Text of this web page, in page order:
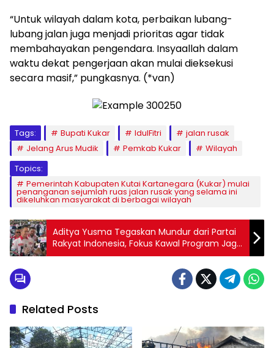
“Untuk wilayah dalam kota, perbaikan lubang-
lubang jalan juga menjadi prioritas agar tidak
membahayakan pengendara. Insyaallah dalam
waktu dekat pengerjaan akan mulai dieksekusi
secara masif,” pungkasnya. (*van)
Tags: Bupati Kukar IdulFitri
jalan rusak
Jelang Arus Mudik
Pemkab Kukar
Wilayah
Topics:
Pemerintah Kabupaten Kutai Kartanegara (Kukar) mulai
penanganan sejumlah ruas jalan rusak yang selama ini
dikeluhkan masyarakat di berbagai wilayah
Aditya Yusma Tegaskan Mundur dari Partai
Rakyat Indonesia, Fokus Kawal Program Jaga
Desa
Related Posts